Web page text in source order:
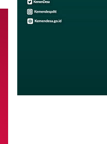
TIFF 2026, Momentum RD-